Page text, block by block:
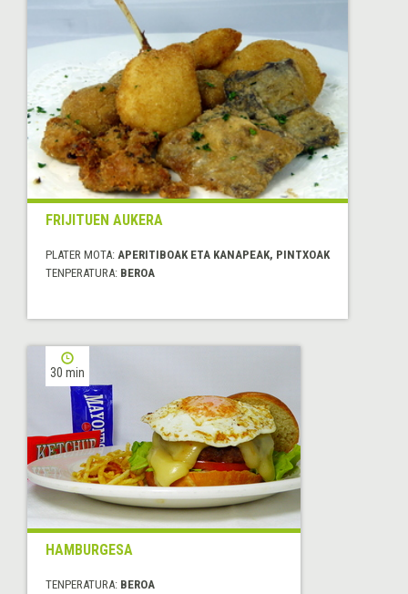
FRIJITUEN AUKERA
PLATER MOTA: APERITIBOAK ETA KANAPEAK, PINTXOAK
TENPERATURA: BEROA
30 min
HAMBURGESA
TENPERATURA: BEROA